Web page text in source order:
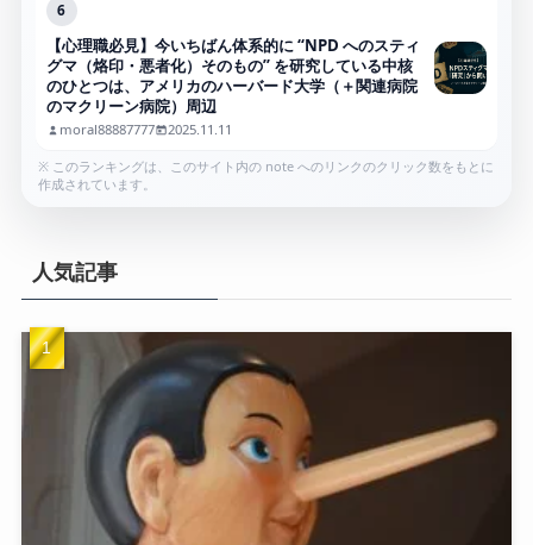
6
【心理職必見】今いちばん体系的に “NPD へのスティ
グマ（烙印・悪者化）そのもの” を研究している中核
のひとつは、アメリカのハーバード大学（＋関連病院
のマクリーン病院）周辺
moral88887777 2025.11.11
※ このランキングは、このサイト内の note へのリンクのクリック数をもとに
作成されています。
人気記事